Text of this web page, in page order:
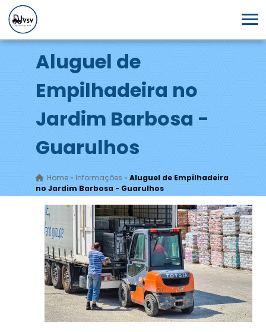
Aluguel de
Empilhadeira no
Jardim Barbosa -
Guarulhos
Home» Informações » Aluguel de Empilhadeira
no Jardim Barbosa - Guarulhos